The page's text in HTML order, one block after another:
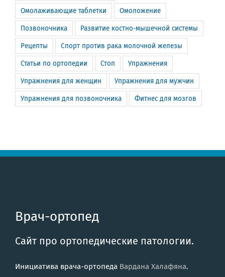
Омолаживающие таблетки Омоложение
Позвоночника Развитие костно-мышечной системы
Рецепты Спорт против рака молочной железы
Статьи по ортопедии Стоп Упражнения
Упражнения для женщин Упражнения для мужчин
Упражнения для позвоночника Фитнес для мозгов
Врач-ортопед
Сайт про ортопедические патологии.
Инициатива врача-ортопеда Вардана Халафяна.